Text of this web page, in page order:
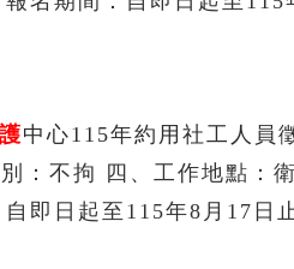
中心115年約用社工人員
：不拘 四、工作地點：
即日起至115年8月17日